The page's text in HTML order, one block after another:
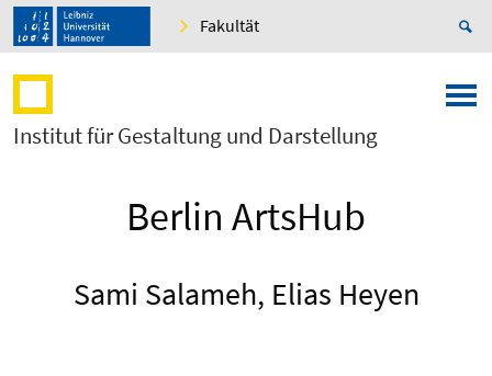
Fakultät
Institut für Gestaltung und Darstellung
Berlin ArtsHub
Sami Salameh, Elias Heyen